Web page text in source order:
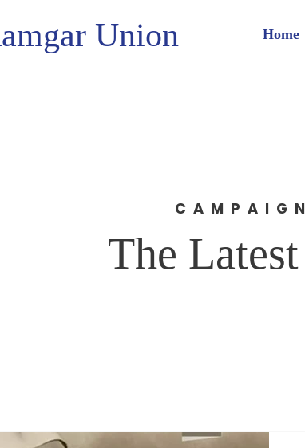
Union Home
The